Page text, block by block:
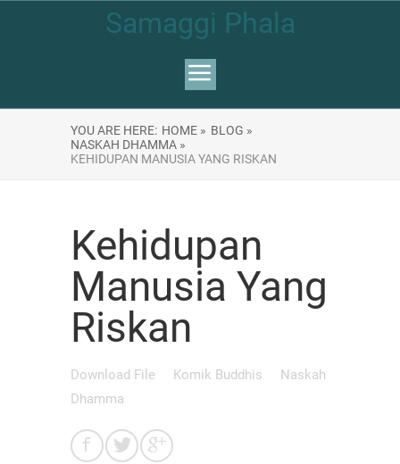
Samaggi Phala
YOU ARE HERE: HOME » BLOG »
NASKAH DHAMMA »
KEHIDUPAN MANUSIA YANG RISKAN
Kehidupan
Manusia Yang
Riskan
Download File Komik Buddhis
Naskah
Dhamma